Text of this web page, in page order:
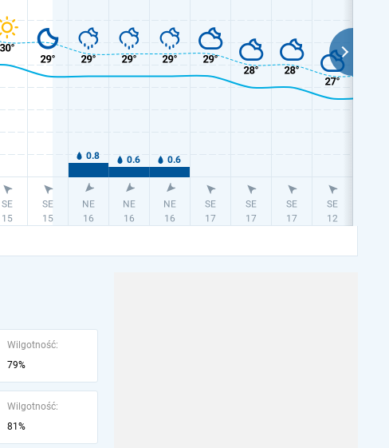
Wilgotność:
79%
Wilgotność:
81%